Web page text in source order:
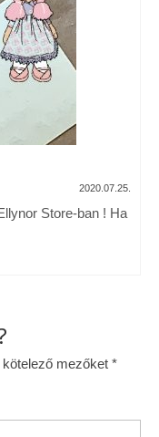
2020.07.25.
Store-ban ! Ha
kötelező mezőket *